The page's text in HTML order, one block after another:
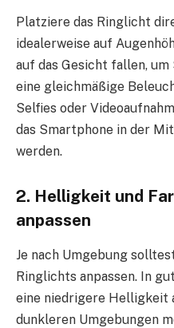
Platziere das Ringlicht
idealerweise auf
auf das Gesicht fallen,
eine gleichmäßige
Selfies oder
das Smartphone in der
werden.
2. Helligkeit und
anpassen
Je nach Umgebung
Ringlichts anpassen. In
eine niedrigere Helligkeit
dunkleren Umgebungen